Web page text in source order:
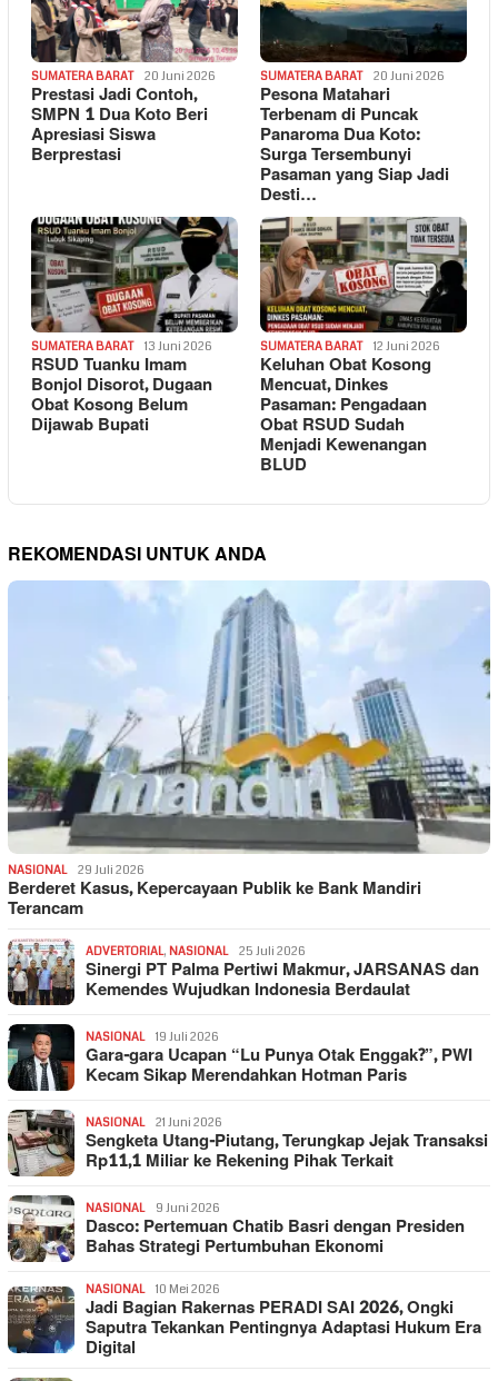
SUMATERA BARAT 20 Juni 2026
Prestasi Jadi Contoh,
SMPN 1 Dua Koto Beri
Apresiasi Siswa
Berprestasi
SUMATERA BARAT 20 Juni 2026
Pesona Matahari
Terbenam di Puncak
Panaroma Dua Koto:
Surga Tersembunyi
Pasaman yang Siap Jadi
Desti…
SUMATERA BARAT 13 Juni 2026
RSUD Tuanku Imam
Bonjol Disorot, Dugaan
Obat Kosong Belum
Dijawab Bupati
SUMATERA BARAT 12 Juni 2026
Keluhan Obat Kosong
Mencuat, Dinkes
Pasaman: Pengadaan
Obat RSUD Sudah
Menjadi Kewenangan
BLUD
REKOMENDASI UNTUK ANDA
NASIONAL 29 Juli 2026
Berderet Kasus, Kepercayaan Publik ke Bank Mandiri
Terancam
ADVERTORIAL, NASIONAL 25 Juli 2026
Sinergi PT Palma Pertiwi Makmur, JARSANAS dan
Kemendes Wujudkan Indonesia Berdaulat
NASIONAL 19 Juli 2026
Gara-gara Ucapan “Lu Punya Otak Enggak?”, PWI
Kecam Sikap Merendahkan Hotman Paris
NASIONAL 21 Juni 2026
Sengketa Utang-Piutang, Terungkap Jejak Transaksi
Rp11,1 Miliar ke Rekening Pihak Terkait
NASIONAL 9 Juni 2026
Dasco: Pertemuan Chatib Basri dengan Presiden
Bahas Strategi Pertumbuhan Ekonomi
NASIONAL 10 Mei 2026
Jadi Bagian Rakernas PERADI SAI 2026, Ongki
Saputra Tekankan Pentingnya Adaptasi Hukum Era
Digital